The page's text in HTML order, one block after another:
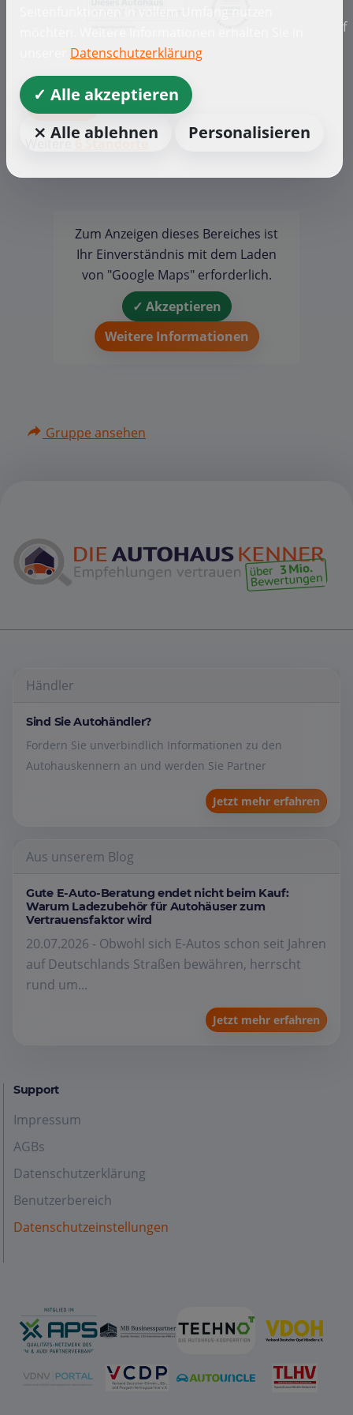
Weitere6 Standorte
Zum Anzeigen dieses Bereiches ist
Ihr Einverständnis mit dem Laden
von "Google Maps" erforderlich.
✓ Akzeptieren
Weitere Informationen
Gruppe ansehen
Händler
Sind Sie Autohändler?
Fordern Sie unverbindlich Informationen zu den
Autohauskennern an und werden Sie Partner
Jetzt mehr erfahren
Aus unserem Blog
Gute E-Auto-Beratung endet nicht beim Kauf:
Warum Ladezubehör für Autohäuser zum
Vertrauensfaktor wird
20.07.2026 - Obwohl sich E-Autos schon seit Jahren
auf Deutschlands Straßen bewähren, herrscht
rund um...
Jetzt mehr erfahren
Support
Impressum
AGBs
Datenschutzerklärung
Benutzerbereich
Datenschutzeinstellungen
Seitenfunktionen in vollem Umfang nutzen
möchten. Weitere Informationen erhalten Sie in
Datenschutzerklärung
✓ Alle akzeptieren
⨯ Alle ablehnen
Personalisieren
f